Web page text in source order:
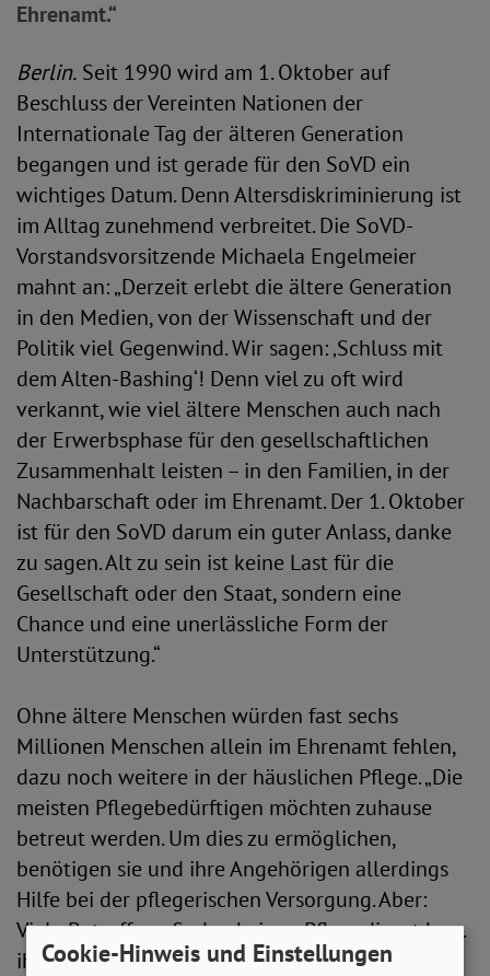
Ehrenamt.“
Berlin. Seit 1990 wird am 1. Oktober auf
Beschluss der Vereinten Nationen der
Internationale Tag der älteren Generation
begangen und ist gerade für den SoVD ein
wichtiges Datum. Denn Altersdiskriminierung ist
im Alltag zunehmend verbreitet. Die SoVD-
Vorstandsvorsitzende Michaela Engelmeier
mahnt an: „Derzeit erlebt die ältere Generation
in den Medien, von der Wissenschaft und der
Politik viel Gegenwind. Wir sagen: ‚Schluss mit
dem Alten-Bashing‘! Denn viel zu oft wird
verkannt, wie viel ältere Menschen auch nach
der Erwerbsphase für den gesellschaftlichen
Zusammenhalt leisten – in den Familien, in der
Nachbarschaft oder im Ehrenamt. Der 1. Oktober
ist für den SoVD darum ein guter Anlass, danke
zu sagen. Alt zu sein ist keine Last für die
Gesellschaft oder den Staat, sondern eine
Chance und eine unerlässliche Form der
Unterstützung.“
Ohne ältere Menschen würden fast sechs
Millionen Menschen allein im Ehrenamt fehlen,
dazu noch weitere in der häuslichen Pflege. „Die
meisten Pflegebedürftigen möchten zuhause
betreut werden. Um dies zu ermöglichen,
benötigen sie und ihre Angehörigen allerdings
Hilfe bei der pflegerischen Versorgung. Aber:
Viele Betroffene finden keinen Pflegedienst bzw.
ihre pflegenden Angehörigen keine
Cookie-Hinweis und Einstellungen